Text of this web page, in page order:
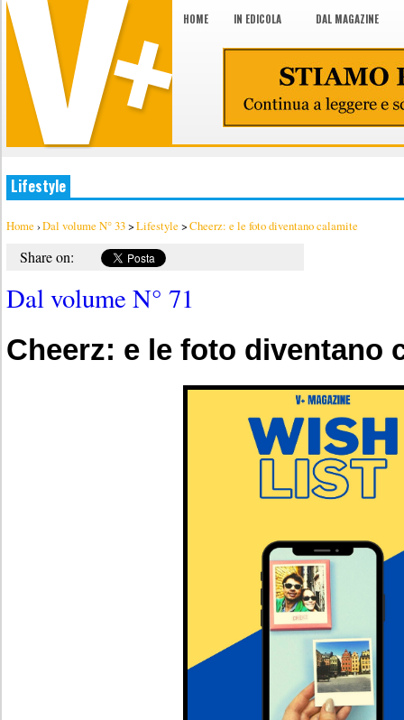
HOME IN EDICOLA DAL MAGAZINE
Lifestyle
Home ›Dal volume N° 33>Lifestyle >Cheerz: e le foto diventano calamite
Share on:
Dal volume N° 71
Cheerz: e le foto diventano